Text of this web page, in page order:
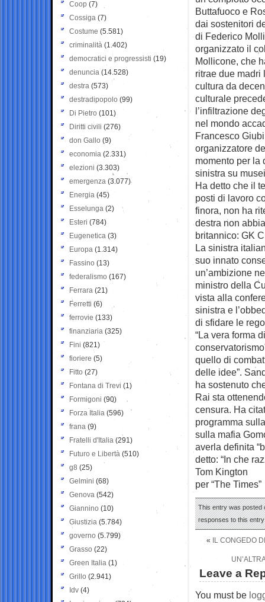
Buttafuoco e
dai sostenitori
di Federico
organizzato il
Mollicone, che
ritrae due madri
cultura da
culturale
l’infiltrazione
nel mondo
Francesco
organizzatore
momento per la
sinistra su
Ha detto che il
posti di lavoro
finora, non ha
destra non
britannico: GK
La sinistra
suo innato
un’ambizione
ministro della
vista alla
sinistra e
di sfidare le
“La vera forma
quello di
delle idee”.
ha sostenuto
Rai sta
censura. Ha
programma
sulla mafia
averla definita
detto: “In che
Tom Kington
per “The Times”
This entry was posted
responses to this
« IL CONGEDO
Leave a
You must be
Coop (7)
Cossiga (7)
Costume (5.581)
criminalità (1.402)
democratici e progressisti (19)
denuncia (14.528)
destra (573)
destradipopolo (99)
Di Pietro (101)
Diritti civili (276)
don Gallo (9)
economia (2.331)
elezioni (3.303)
emergenza (3.077)
Energia (45)
Esselunga (2)
Esteri (784)
Eugenetica (3)
Europa (1.314)
Fassino (13)
federalismo (167)
Ferrara (21)
Ferretti (6)
ferrovie (133)
finanziaria (325)
Fini (821)
fioriere (5)
Fitto (27)
Fontana di Trevi (1)
Formigoni (90)
Forza Italia (596)
frana (9)
Fratelli d'Italia (291)
Futuro e Libertà (510)
g8 (25)
Gelmini (68)
Genova (542)
Giannino (10)
Giustizia (5.784)
governo (5.799)
Grasso (22)
Green Italia (1)
Grillo (2.941)
Idv (4)